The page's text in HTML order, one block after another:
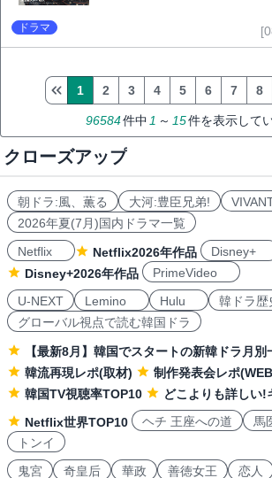
ドラマ
96584件中1 ～ 15件を表示して
1 2 3 4 5 6 7 8
クローズアップ
朝ドラ:風、薫る 大河:豊臣兄弟!
2026年夏(7月)国内ドラマ一覧
Netflix
Netflix2026年作品
Disney+
Disney+2026年作品
PrimeVideo
U-NEXT
Lemino Hulu
韓ドラ歴
グローバル視点で読む韓国ドラ
【最新8月】韓国でスタートの新韓ドラ月別
韓流再現レポ(取材)
制作発表会レポ
韓国TV視聴率TOP10
どこよりも詳しい!
Netflix世界TOP10
ヘチ 王座への道 馬
トンイ
鬼宮
奇皇后 華政 善徳女王 恋人